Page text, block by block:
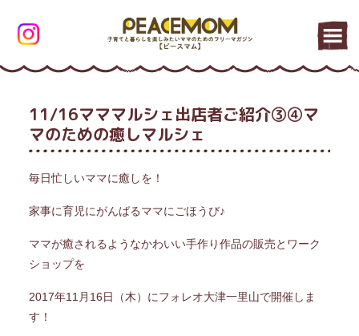
11/16マママルシェ出店者ご紹介③④マ
マのための癒しマルシェ
毎日忙しいママに癒しを！
家事に育児にがんばるママにごほうび♪
ママが癒されるようなかわいい手作り作品の販売とワーク
ショップを
2017年11月16日（木）にフォレオ大津一里山で開催しま
す！